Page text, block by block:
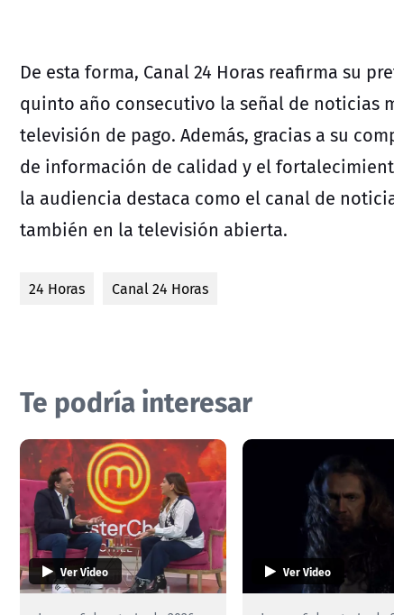
De esta forma, Canal 24 Horas reafirma su
quinto año consecutivo la señal de noticias
televisión de pago. Además, gracias a su
de información de calidad y el
la audiencia destaca como el canal de
también en la televisión abierta.
24 Horas Canal 24 Horas
Te podría interesar
Ver Video Ver Video